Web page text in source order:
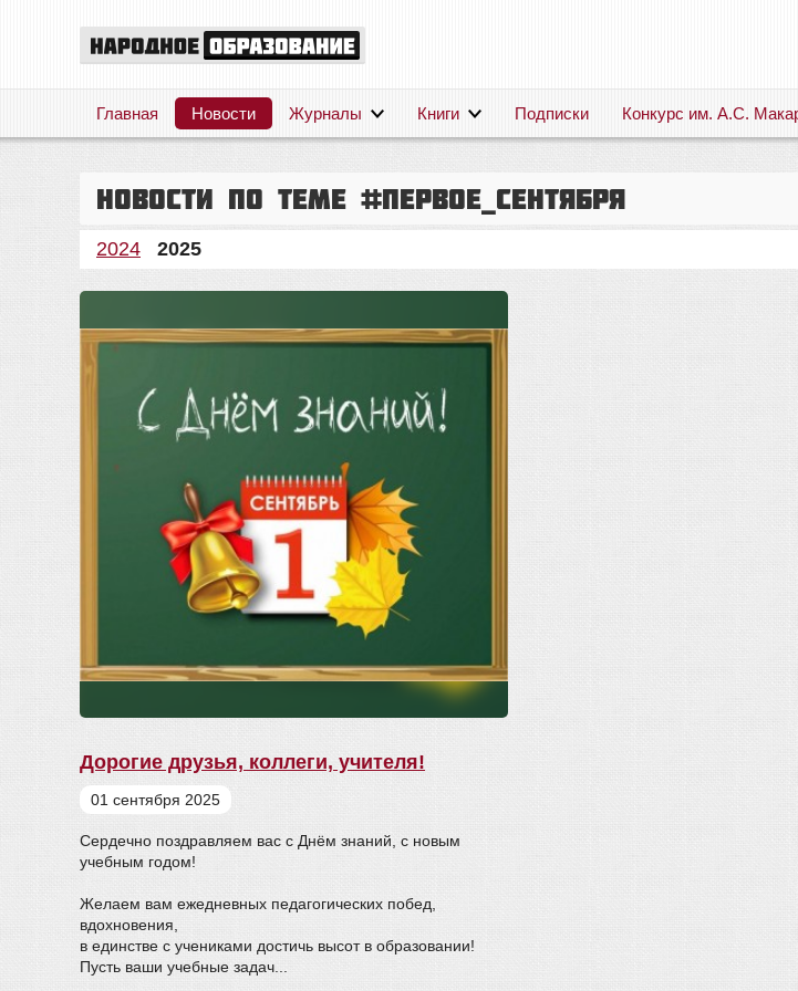
Главная Новости Журналы Книги Подписки Конкурс им. А.С.
Новости по теме #первое_сентября
2024 2025
Дорогие друзья, коллеги, учителя!
01 сентября 2025
Сердечно поздравляем вас с Днём знаний, с новым
учебным годом!
Желаем вам ежедневных педагогических побед,
вдохновения,
в единстве с учениками достичь высот в образовании!
Пусть ваши учебные задач...